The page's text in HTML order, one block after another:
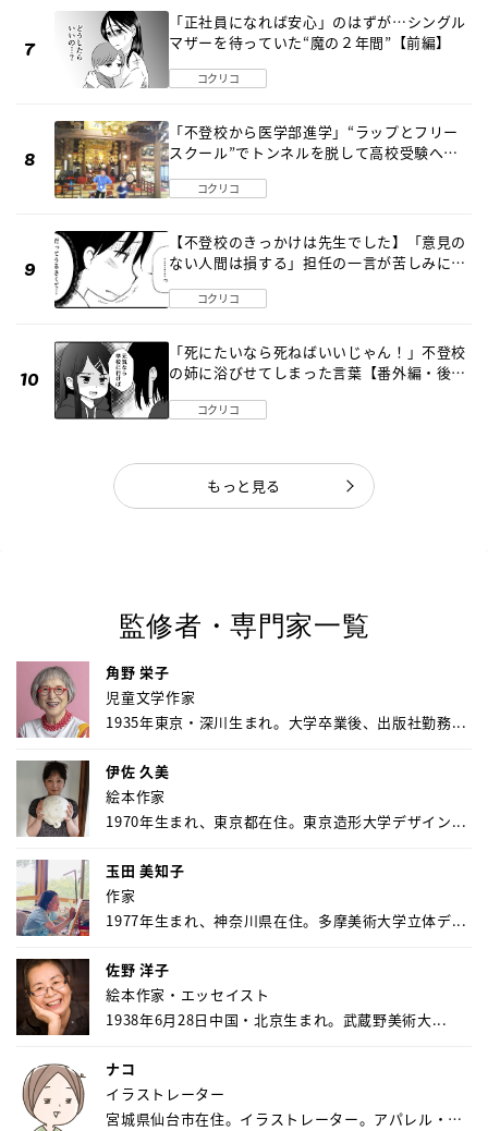
「正社員になれば安心」のはずが…シングル
マザーを待っていた“魔の２年間”【前編】
コクリコ
「不登校から医学部進学」“ラップとフリー
スクール”でトンネルを脱して高校受験へ
コクリコ
【不登校のきっかけは先生でした】「意見の
ない人間は損する」担任の一言が苦しみに…
コクリコ
「死にたいなら死ねばいいじゃん！」不登校
の姉に浴びせてしまった言葉【番外編・後
コクリコ
もっと見る
監修者・専門家一覧
角野 栄子
児童文学作家
1935年東京・深川生まれ。大学卒業後、出版社勤務...
伊佐 久美
絵本作家
1970年生まれ、東京都在住。東京造形大学デザイン...
玉田 美知子
作家
1977年生まれ、神奈川県在住。多摩美術大学立体デ...
佐野 洋子
絵本作家・エッセイスト
1938年6月28日中国・北京生まれ。武蔵野美術大...
ナコ
イラストレーター
宮城県仙台市在住。イラストレーター。アパレル・キ